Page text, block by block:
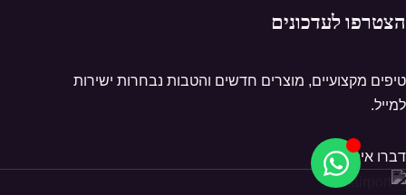
הצטרפו לעדכונים
טיפים מקצועיים, מוצרים חדשים והטבות נבחרות ישירות
למייל.
דברו איתנו